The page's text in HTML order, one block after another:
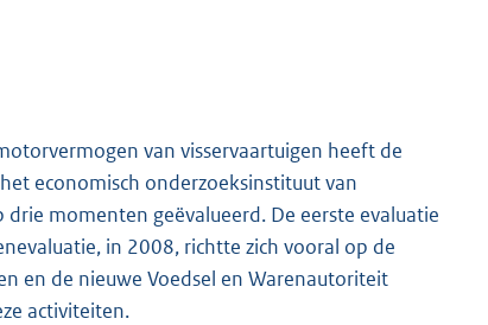
van visservaartuigen heeft de
economisch onderzoeksinstituut van
momenten geëvalueerd. De eerste evaluatie
in 2008, richtte zich vooral op de
en de nieuwe Voedsel en Warenautoriteit
activiteiten.